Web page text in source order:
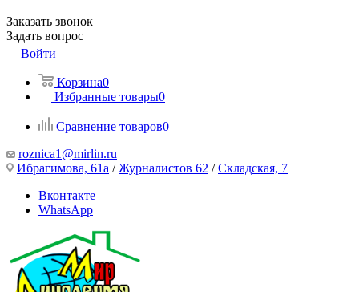
Заказать звонок
Задать вопрос
Войти
Корзина0
Избранные товары0
Сравнение товаров0
roznica1@mirlin.ru
Ибрагимова, 61а /Журналистов 62 /Складская, 7
Вконтакте
WhatsApp